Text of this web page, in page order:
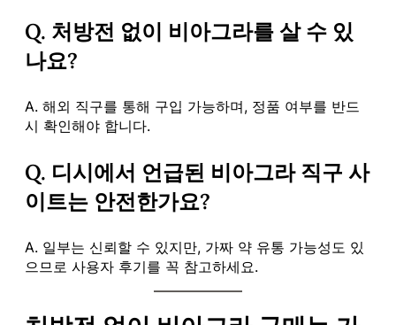
Q. 처방전 없이 비아그라를 살 수 있
나요?
A. 해외 직구를 통해 구입 가능하며, 정품 여부를 반드
시 확인해야 합니다.
Q. 디시에서 언급된 비아그라 직구 사
이트는 안전한가요?
A. 일부는 신뢰할 수 있지만, 가짜 약 유통 가능성도 있
으므로 사용자 후기를 꼭 참고하세요.